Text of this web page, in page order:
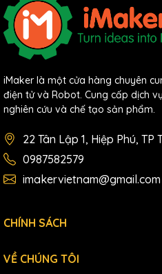
iMaker là một cửa hàng chuyên
điện tử và Robot. Cung cấp dịch
nghiên cứu và chế tạo sản phẩm.
22 Tân Lập 1, Hiệp Phú, TP
0987582579
imakervietnam@gmail.com
CHÍNH SÁCH
VỀ CHÚNG TÔI